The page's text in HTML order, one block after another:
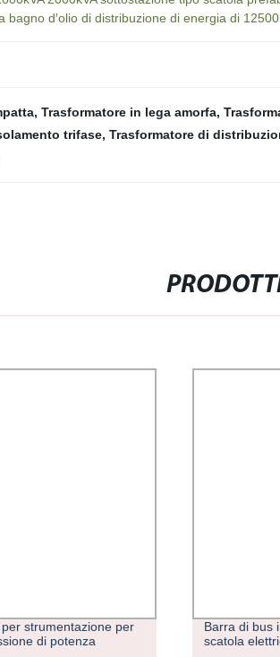
bagno d′olio di distribuzione di energia di
, Trasformatore in lega amorfa,
trifase, Trasformatore di
bus in rame stagnato per
elettrica e trasformatore